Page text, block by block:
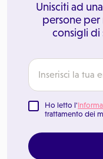
Unisciti ad
persone per
consigli di
Ho letto l'
trattamento dei